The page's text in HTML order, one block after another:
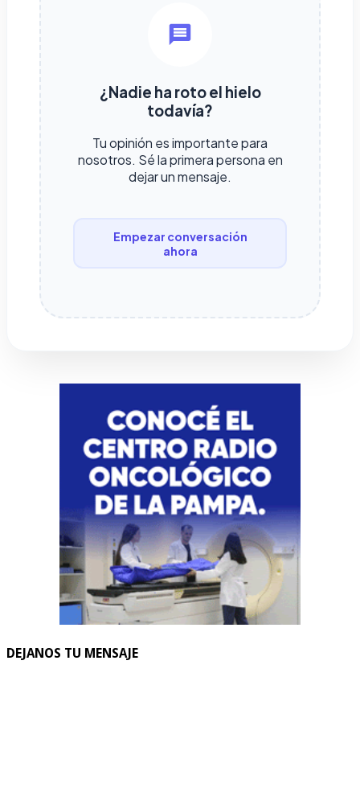
¿Nadie ha roto el hielo
todavía?
Tu opinión es importante para
nosotros. Sé la primera persona en
dejar un mensaje.
Empezar conversación
ahora
DEJANOS TU MENSAJE